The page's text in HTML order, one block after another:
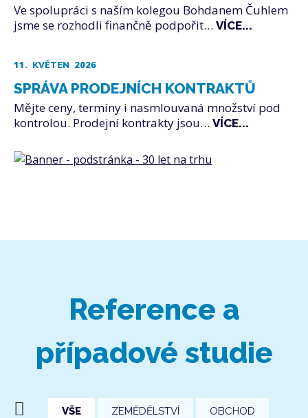
Ve spolupráci s naším kolegou Bohdanem Čuhlem
jsme se rozhodli finančně podpořit… VÍCE...
11. KVĚTEN 2026
SPRÁVA PRODEJNÍCH KONTRAKTŮ
Mějte ceny, termíny i nasmlouvaná množství pod
kontrolou. Prodejní kontrakty jsou… VÍCE...
Reference a
případové studie
VŠE ZEMĚDĚLSTVÍ OBCHOD